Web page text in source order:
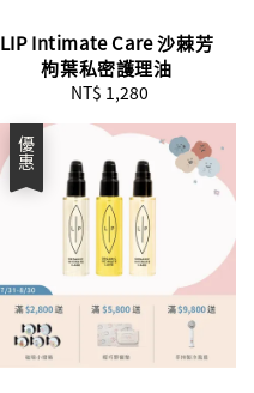
LIP Intimate Care 沙棘芳
枸葉私密護理油
Regular
price
NT$ 1,280
優惠